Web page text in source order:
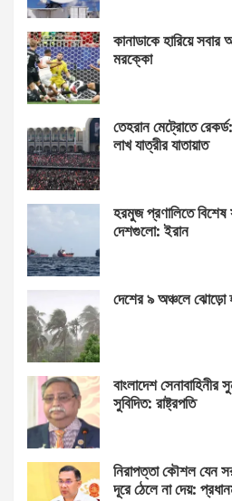
কানাডাকে হারিয়ে সবার
মরক্কো
তেহরান মেট্রোতে
লাখ যাত্রীর যাতায়াত
হরমুজ প্রণালিতে বিশেষ
দেশগুলো: ইরান
দেশের ৯ অঞ্চলে ঝোড়ো
বাংলাদেশ
সুবিদিত: রাষ্ট্রপতি
নিরাপত্তা কৌশল যেন
দূরে ঠেলে না দেয়: